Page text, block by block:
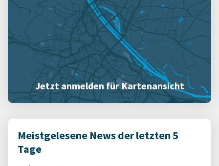
Jetzt anmelden für Kartenansicht
Meistgelesene News der letzten 5
Tage